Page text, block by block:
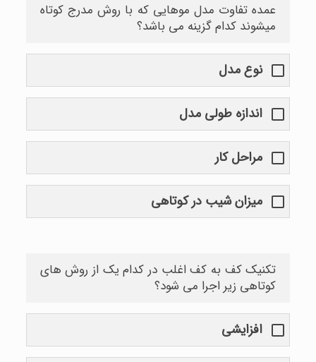
عمده تفاوت مدل موهایی که با روش مدرج کوتاه
میشوند کدام گزینه می باشد؟
نوع مدل
اندازه طولی مدل
مراحل کار
میزان شیب در کوتاهی
تکنیک کف به کف اغلب در کدام یک از روش های
کوتاهی زیر اجرا می شود؟
افزایشی